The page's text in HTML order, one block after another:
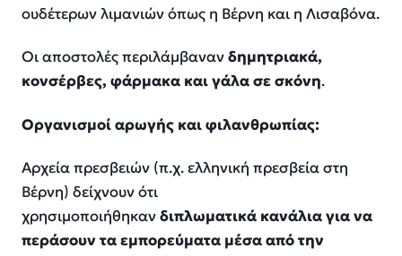
ουδέτερων λιμανιών όπως η Βέρνη και η Λισαβόνα.
Οι αποστολές περιλάμβανανδημητριακά,
κονσέρβες, φάρμακα και γάλα σε σκόνη.
Οργανισμοί αρωγής και φιλανθρωπίας:
Αρχεία πρεσβειών (π.χ. ελληνική πρεσβεία στη
Βέρνη) δείχνουν ότι
χρησιμοποιήθηκανδιπλωματικά κανάλια για να
περάσουν τα εμπορεύματα μέσα από την